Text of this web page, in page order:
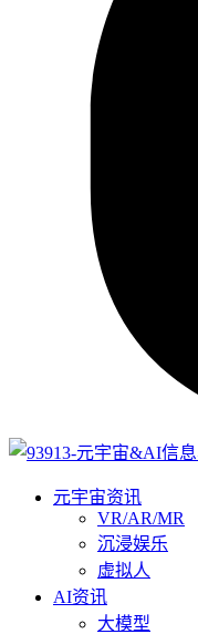
元宇宙资讯
VR/AR/MR
沉浸娱乐
虚拟人
AI资讯
大模型